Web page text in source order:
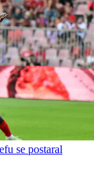
se postaral